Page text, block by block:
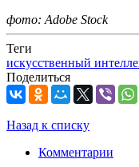
фото: Adobe Stock
Теги
искусственный
Поделиться
Назад к списку
Комментарии